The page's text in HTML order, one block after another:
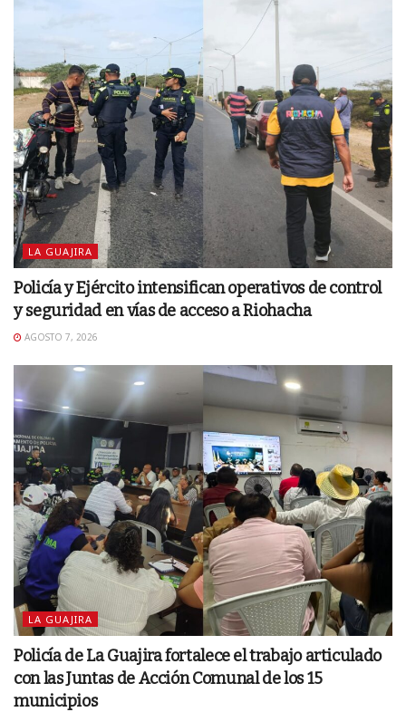
LA GUAJIRA
Policía y Ejército intensifican operativos de control
y seguridad en vías de acceso a Riohacha
AGOSTO 7, 2026
LA GUAJIRA
Policía de La Guajira fortalece el trabajo articulado
con las Juntas de Acción Comunal de los 15
municipios